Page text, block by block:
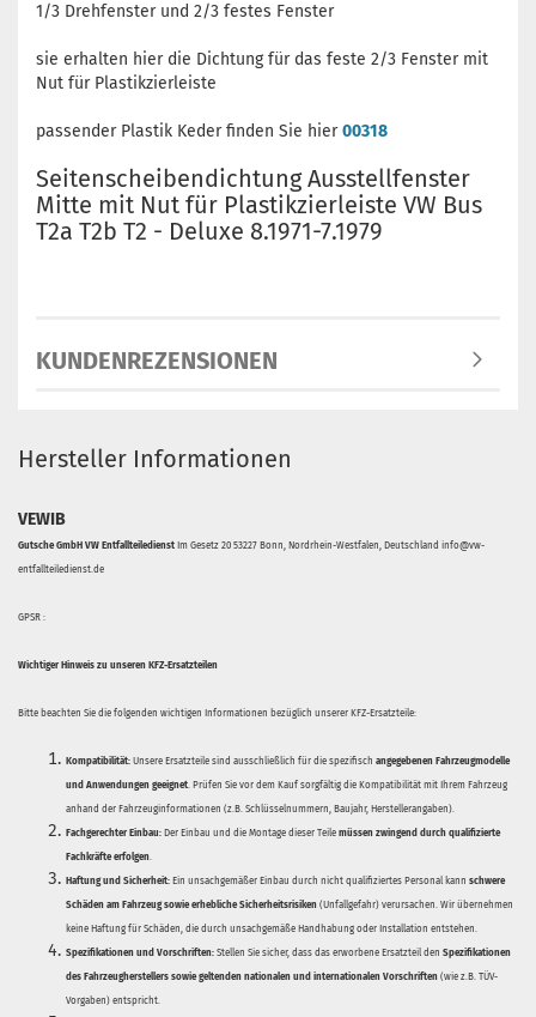
1/3 Drehfenster und 2/3 festes Fenster
sie erhalten hier die Dichtung für das feste 2/3 Fenster mit
Nut für Plastikzierleiste
passender Plastik Keder finden Sie hier00318
Seitenscheibendichtung Ausstellfenster
Mitte mit Nut für Plastikzierleiste VW Bus
T2a T2b T2 - Deluxe 8.1971-7.1979
KUNDENREZENSIONEN
Hersteller Informationen
VEWIB
Gutsche GmbH VW Entfallteiledienst Im Gesetz 20 53227 Bonn, Nordrhein-Westfalen, Deutschland info@vw-
entfallteiledienst.de
GPSR :
Wichtiger Hinweis zu unseren KFZ-Ersatzteilen
Bitte beachten Sie die folgenden wichtigen Informationen bezüglich unserer KFZ-Ersatzteile:
Kompatibilität: Unsere Ersatzteile sind ausschließlich für die spezifisch angegebenen Fahrzeugmodelle
und Anwendungen geeignet. Prüfen Sie vor dem Kauf sorgfältig die Kompatibilität mit Ihrem Fahrzeug
anhand der Fahrzeuginformationen (z.B. Schlüsselnummern, Baujahr, Herstellerangaben).
Fachgerechter Einbau: Der Einbau und die Montage dieser Teile müssen zwingend durch qualifizierte
Fachkräfte erfolgen.
Haftung und Sicherheit: Ein unsachgemäßer Einbau durch nicht qualifiziertes Personal kann schwere
Schäden am Fahrzeug sowie erhebliche Sicherheitsrisiken (Unfallgefahr) verursachen. Wir übernehmen
keine Haftung für Schäden, die durch unsachgemäße Handhabung oder Installation entstehen.
Spezifikationen und Vorschriften: Stellen Sie sicher, dass das erworbene Ersatzteil den Spezifikationen
des Fahrzeugherstellers sowie geltenden nationalen und internationalen Vorschriften (wie z.B. TÜV-
Vorgaben) entspricht.